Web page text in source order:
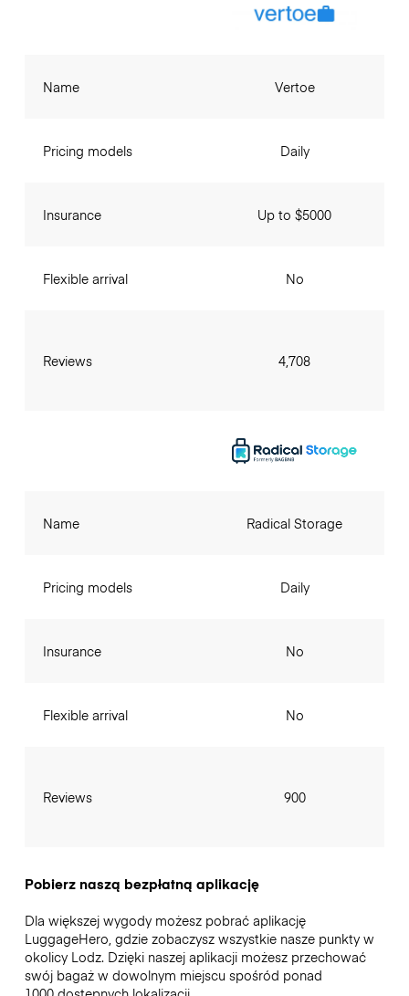
Name
Pricing models
Insurance
Flexible arrival
Reviews
Vertoe
Daily
Up to $5000
No
4,708
Name
Pricing models
Insurance
Flexible arrival
Reviews
Radical Storage
Daily
No
No
900
Pobierz naszą bezpłatną aplikację
Dla większej wygody możesz pobrać aplikację
LuggageHero, gdzie zobaczysz wszystkie nasze punkty w
okolicy Lodz. Dzięki naszej aplikacji możesz przechować
swój bagaż w dowolnym miejscu spośród ponad